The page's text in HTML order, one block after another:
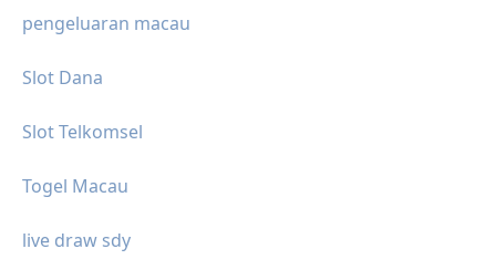
pengeluaran macau
Slot Dana
Slot Telkomsel
Togel Macau
live draw sdy